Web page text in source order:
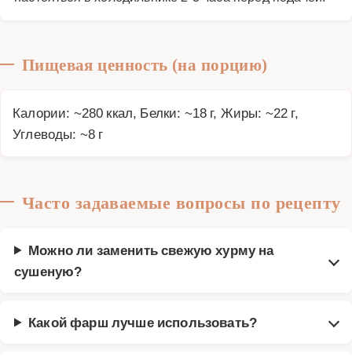
Пищевая ценность (на порцию)
Калории: ~280 ккал, Белки: ~18 г, Жиры: ~22 г,
Углеводы: ~8 г
Часто задаваемые вопросы по рецепту
Можно ли заменить свежую хурму на
сушеную?
Какой фарш лучше использовать?